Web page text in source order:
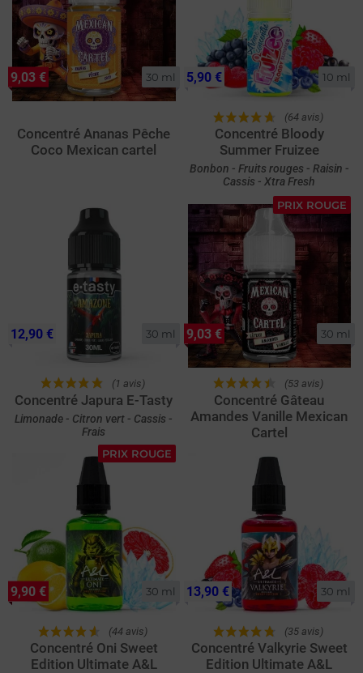
30 ml
Concentré Ananas Pêche
Coco Mexican cartel
9,03 € 10 ml
(64 avis)
Concentré Bloody
Summer Fruizee
Bonbon - Fruits rouges - Raisin -
Cassis - Xtra Fresh
5,90 €
30 ml
(1 avis)
Concentré Japura E-Tasty
Limonade - Citron vert - Cassis -
Frais
12,90 €
PRIX ROUGE
30 ml
(53 avis)
Concentré Gâteau
Amandes Vanille Mexican
Cartel
9,03 €
PRIX ROUGE
30 ml
(44 avis)
Concentré Oni Sweet
Edition Ultimate A&L
9,90 € 30 ml
(35 avis)
Concentré Valkyrie Sweet
Edition Ultimate A&L
13,90 €